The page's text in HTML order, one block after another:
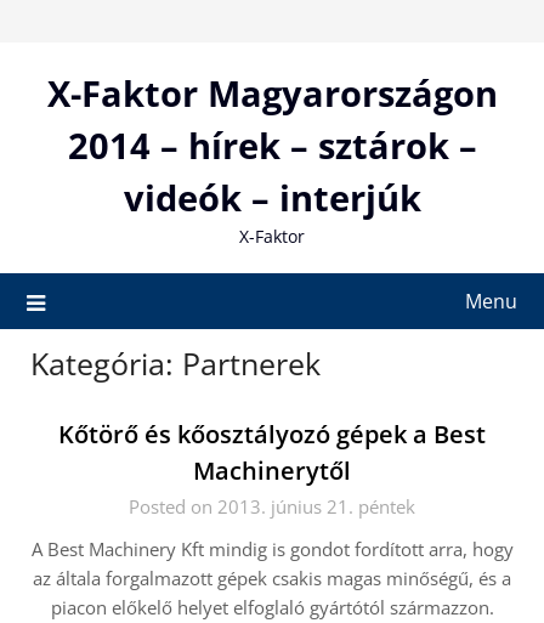
contentX-Faktor Magyarországon
2014 – hírek – sztárok –
videók – interjúk
X-Faktor
Menu
Kategória: Partnerek
Kőtörő és kőosztályozó gépek a Best
Machinerytől
Posted on 2013. június 21. péntek
A Best Machinery Kft mindig is gondot fordított arra, hogy
az általa forgalmazott gépek csakis magas minőségű, és a
piacon előkelő helyet elfoglaló gyártótól származzon.